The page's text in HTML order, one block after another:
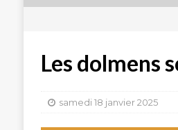
Les dolmens
samedi 18 janvier 2025